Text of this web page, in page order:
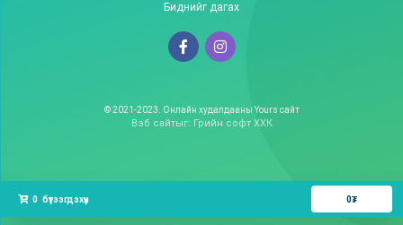
Биднийг дагах
© 2021-2023. Онлайн худалдааны Yours сайт
Вэб сайтыг: Грийн софт ХХК
0 бүтээгдэхүүн 0₮